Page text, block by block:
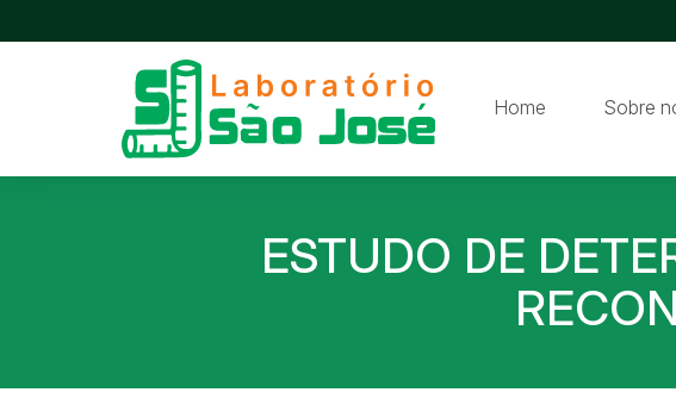
Home Sobre
ESTUDO DE